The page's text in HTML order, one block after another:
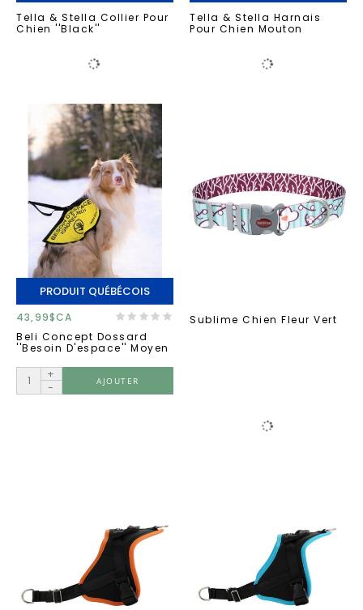
Tella & Stella Collier Pour
Chien ''Black''
Tella & Stella Harnais
Pour Chien Mouton
PRODUIT QUÉBÉCOIS
43,99$CA
Beli Concept Dossard
''besoin D'espace'' Moyen
+
-
AJOUTER
Sublime Chien Fleur Vert